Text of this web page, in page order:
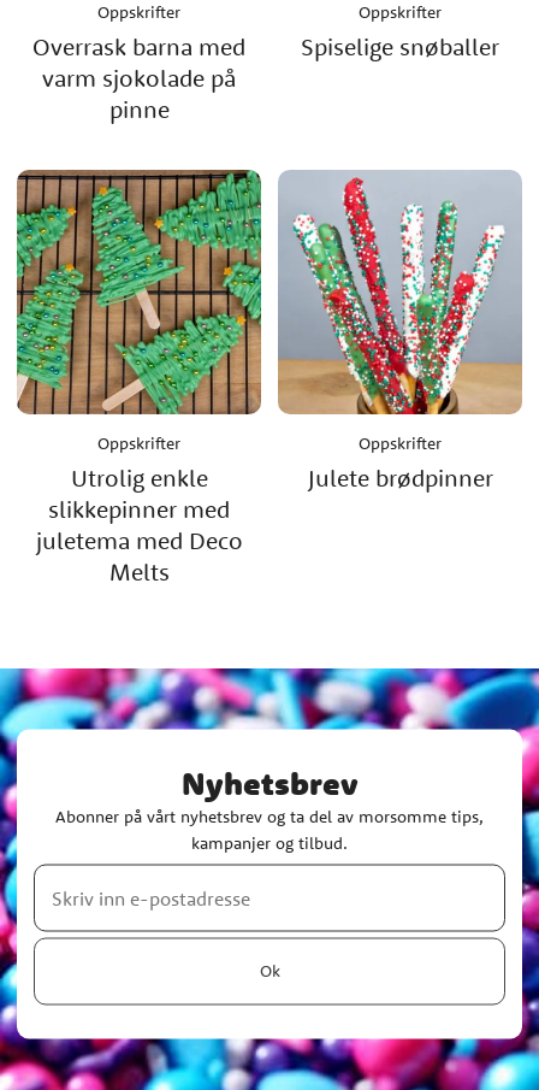
Oppskrifter
Overrask barna med
varm sjokolade på
pinne
Oppskrifter
Spiselige snøballer
Oppskrifter
Utrolig enkle
slikkepinner med
juletema med Deco
Melts
Oppskrifter
Julete brødpinner
Nyhetsbrev
Abonner på vårt nyhetsbrev og ta del av morsomme tips,
kampanjer og tilbud.
Ok